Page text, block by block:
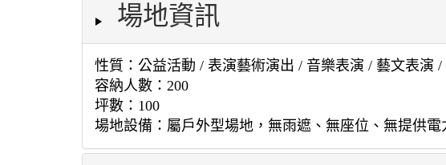
場地資訊
性質：公益活動 / 表演藝術演出 / 音樂表演 / 藝文表演 /
容納人數：200
坪數：100
場地設備：屬戶外型場地，無雨遮、無座位、無提供電